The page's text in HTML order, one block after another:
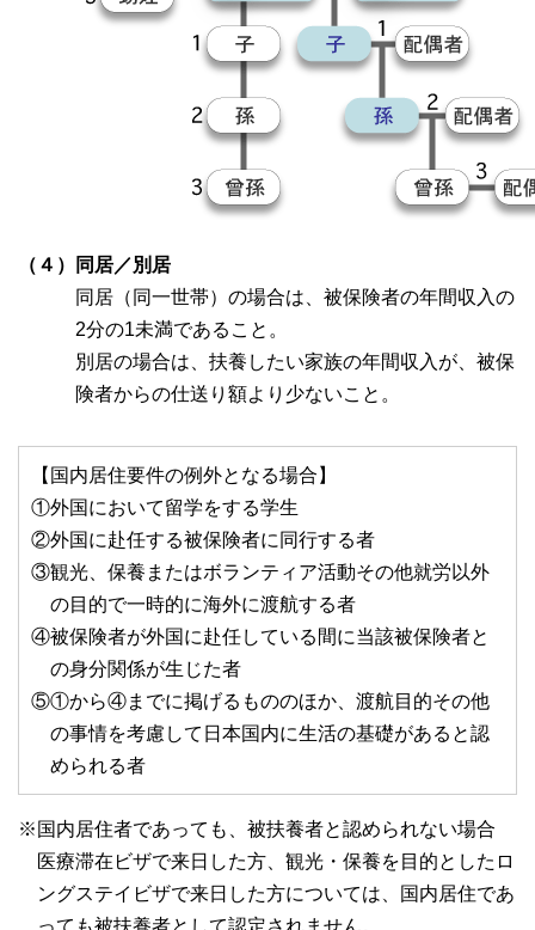
（４）同居／別居
同居（同一世帯）の場合は、被保険者の年間収入の
2分の1未満であること。
別居の場合は、扶養したい家族の年間収入が、被保
険者からの仕送り額より少ないこと。
【国内居住要件の例外となる場合】
①外国において留学をする学生
②外国に赴任する被保険者に同行する者
③観光、保養またはボランティア活動その他就労以外
の目的で一時的に海外に渡航する者
④被保険者が外国に赴任している間に当該被保険者と
の身分関係が生じた者
⑤①から④までに掲げるもののほか、渡航目的その他
の事情を考慮して日本国内に生活の基礎があると認
められる者
※国内居住者であっても、被扶養者と認められない場合
医療滞在ビザで来日した方、観光・保養を目的としたロ
ングステイビザで来日した方については、国内居住であ